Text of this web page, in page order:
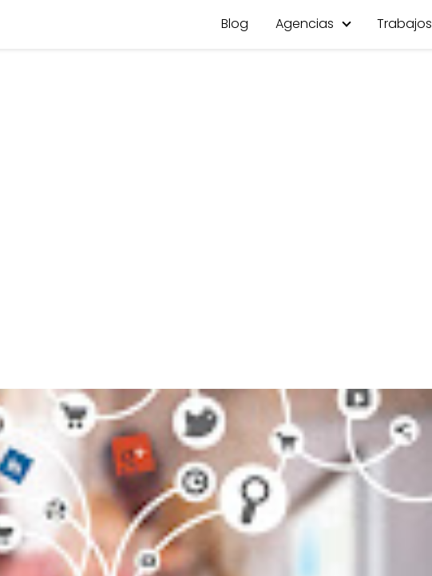
Blog Agencias Trabajos